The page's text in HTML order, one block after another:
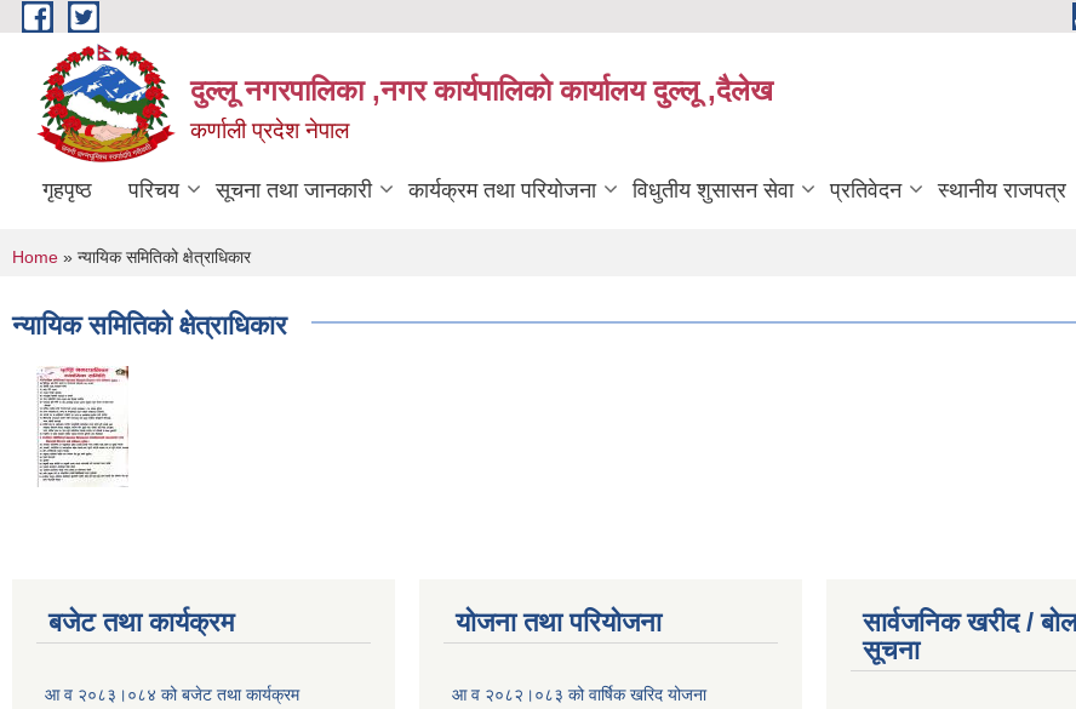
Skip to main content
दुल्लू नगरपालिका ,नगर कार्यपालिकाे कार्यालय दुल्लू ,दैलेख
कर्णाली प्रदेश नेपाल
गृहपृष्ठ परिचय सूचना तथा जानकारी कार्यक्रम तथा परियोजना विधुतीय शुसासन सेवा प्रतिवेदन स्थानीय राजपत्र
You are here
Home » न्यायिक समितिको क्षेत्राधिकार
न्यायिक समितिको क्षेत्राधिकार
बजेट तथा कार्यक्रम
आ व २०८३।०८४ को बजेट तथा कार्यक्रम
योजना तथा परियोजना
आ व २०८२।०८३ को वार्षिक खरिद योजना
सार्वजनिक खरीद /
सूचना